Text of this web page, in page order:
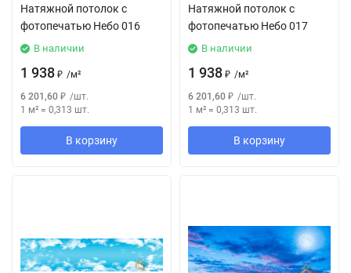
Натяжной потолок с
фотопечатью Небо 016
В наличии
1 938 ₽ /м²
6 201,60 ₽ /шт.
1 м² = 0,313 шт.
В корзину
Натяжной потолок с
фотопечатью Небо 017
В наличии
1 938 ₽ /м²
6 201,60 ₽ /шт.
1 м² = 0,313 шт.
В корзину